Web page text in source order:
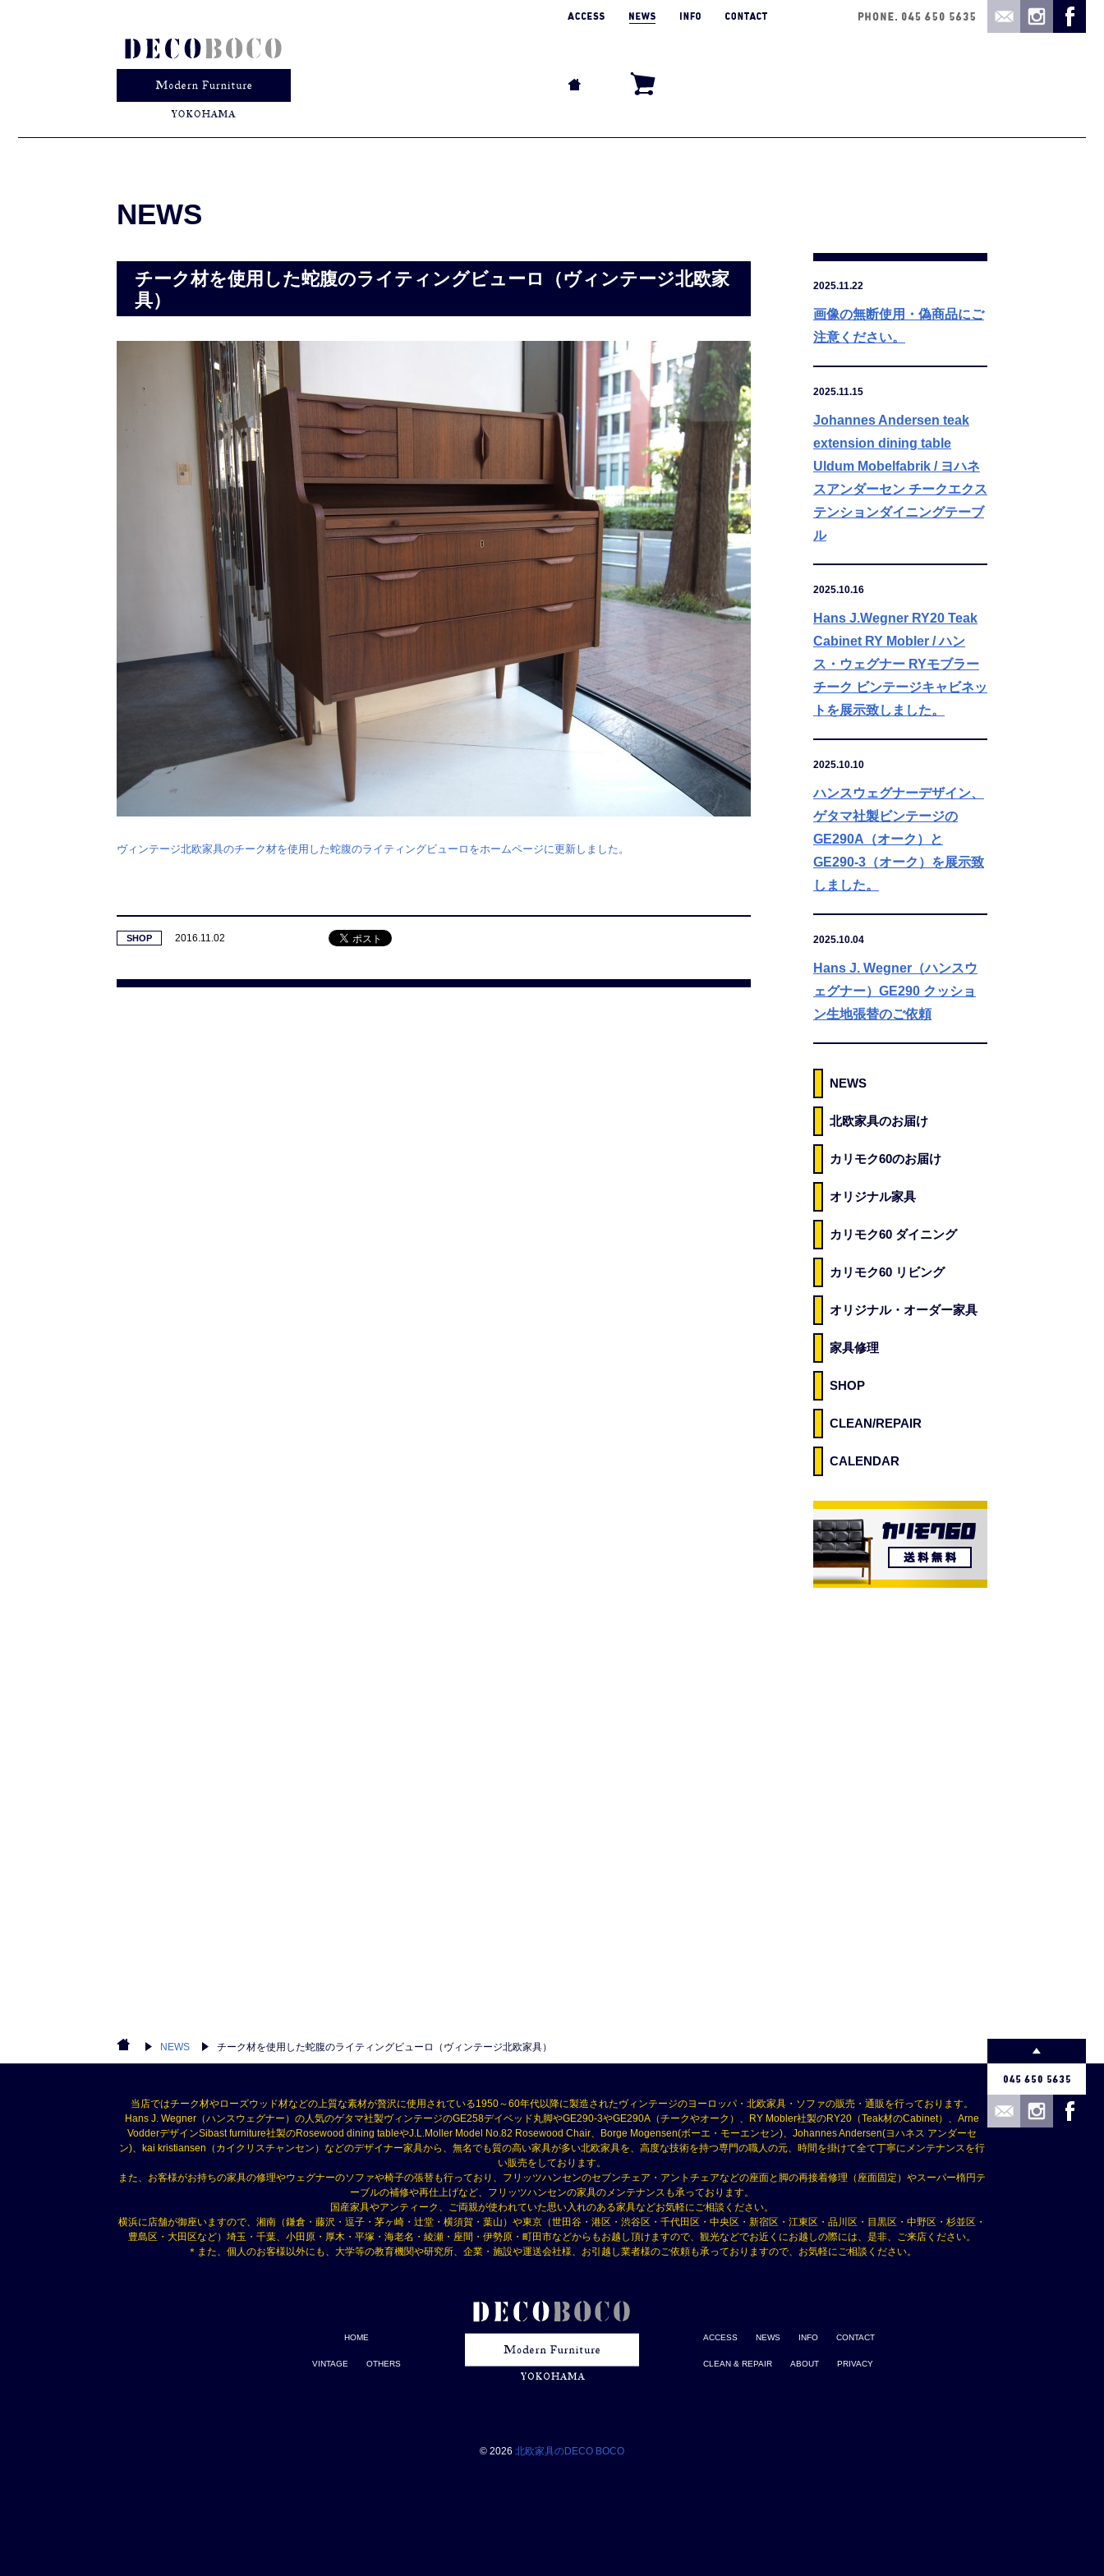
NEWS
チーク材を使用した蛇腹のライティングビューロ（ヴィンテージ北欧家
具）
ヴィンテージ北欧家具のチーク材を使用した蛇腹のライティングビューロをホームページに更新しました。
SHOP 2016.11.02
2025.11.22
画像の無断使用・偽商品にご
注意ください。
2025.11.15
Johannes Andersen teak
extension dining table
Uldum Mobelfabrik / ヨハネ
スアンダーセン チークエクス
テンションダイニングテーブ
ル
2025.10.16
Hans J.Wegner RY20 Teak
Cabinet RY Mobler / ハン
ス・ウェグナー RYモブラー
チーク ビンテージキャビネッ
トを展示致しました。
2025.10.10
ハンスウェグナーデザイン、
ゲタマ社製ビンテージの
GE290A（オーク）と
GE290-3（オーク）を展示致
しました。
2025.10.04
Hans J. Wegner（ハンスウ
ェグナー）GE290 クッショ
ン生地張替のご依頼
NEWS
北欧家具のお届け
カリモク60のお届け
オリジナル家具
カリモク60 ダイニング
カリモク60 リビング
オリジナル・オーダー家具
家具修理
SHOP
CLEAN/REPAIR
CALENDAR
NEWS チーク材を使用した蛇腹のライティングビューロ（ヴィンテージ北欧家具）
当店ではチーク材やローズウッド材などの上質な素材が贅沢に使用されている1950～60年代以降に製造されたヴィンテージのヨーロッパ・北欧家具・ソファの販売・通販を行っております。
Hans J. Wegner（ハンスウェグナー）の人気のゲタマ社製ヴィンテージのGE258デイベッド丸脚やGE290-3やGE290A（チークやオーク）、RY Mobler社製のRY20（Teak材のCabinet）、Arne
VodderデザインSibast furniture社製のRosewood dining tableやJ.L.Moller Model No.82 Rosewood Chair、Borge Mogensen(ボーエ・モーエンセン)、Johannes Andersen(ヨハネス アンダーセ
ン)、kai kristiansen（カイクリスチャンセン）などのデザイナー家具から、無名でも質の高い家具が多い北欧家具を、高度な技術を持つ専門の職人の元、時間を掛けて全て丁寧にメンテナンスを行
い販売をしております。
また、お客様がお持ちの家具の修理やウェグナーのソファや椅子の張替も行っており、フリッツハンセンのセブンチェア・アントチェアなどの座面と脚の再接着修理（座面固定）やスーパー楕円テ
ーブルの補修や再仕上げなど、フリッツハンセンの家具のメンテナンスも承っております。
国産家具やアンティーク、ご両親が使われていた思い入れのある家具などお気軽にご相談ください。
横浜に店舗が御座いますので、湘南（鎌倉・藤沢・逗子・茅ヶ崎・辻堂・横須賀・葉山）や東京（世田谷・港区・渋谷区・千代田区・中央区・新宿区・江東区・品川区・目黒区・中野区・杉並区・
豊島区・大田区など）埼玉・千葉、小田原・厚木・平塚・海老名・綾瀬・座間・伊勢原・町田市などからもお越し頂けますので、観光などでお近くにお越しの際には、是非、ご来店ください。
＊また、個人のお客様以外にも、大学等の教育機関や研究所、企業・施設や運送会社様、お引越し業者様のご依頼も承っておりますので、お気軽にご相談ください。
HOME
VINTAGE OTHERS
ACCESS NEWS INFO CONTACT
CLEAN & REPAIR ABOUT PRIVACY
© 2026 北欧家具のDECO BOCO